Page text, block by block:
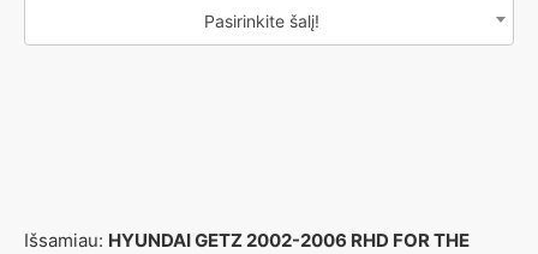
Pasirinkite šalį!
Išsamiau: HYUNDAI GETZ 2002-2006 RHD FOR THE